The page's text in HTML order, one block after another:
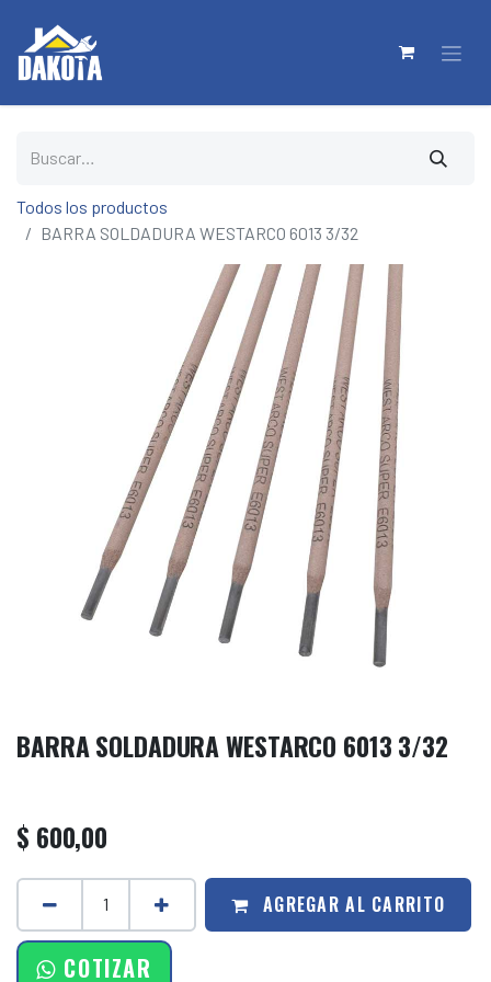
Todos los productos
BARRA SOLDADURA WESTARCO 6013 3/32
BARRA SOLDADURA WESTARCO 6013 3/32
$ 600,00
AGREGAR AL CARRITO
COTIZAR